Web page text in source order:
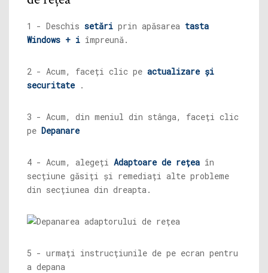
1 - Deschis setări prin apăsarea tasta
Windows + i împreună.
2 - Acum, faceți clic pe actualizare și
securitate .
3 - Acum, din meniul din stânga, faceți clic
pe Depanare
4 - Acum, alegeți Adaptoare de rețea în
secțiune găsiți și remediați alte probleme
din secțiunea din dreapta.
5 - urmați instrucțiunile de pe ecran pentru
a depana